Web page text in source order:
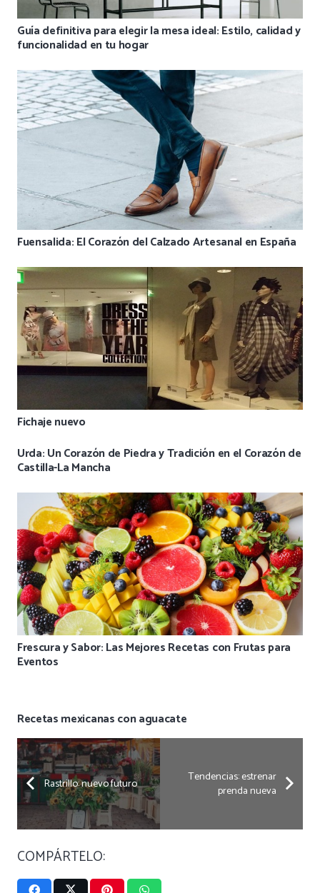
Guía definitiva para elegir la mesa ideal: Estilo, calidad y
funcionalidad en tu hogar
Fuensalida: El Corazón del Calzado Artesanal en España
Fichaje nuevo
Urda: Un Corazón de Piedra y Tradición en el Corazón de
Castilla-La Mancha
Frescura y Sabor: Las Mejores Recetas con Frutas para
Eventos
Recetas mexicanas con aguacate
Rastrillo: nuevo futuro
Tendencias: estrenar
prenda nueva
COMPÁRTELO: